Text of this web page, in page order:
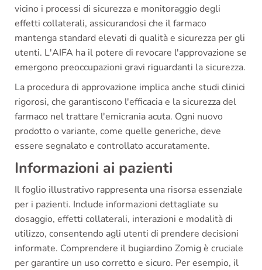
vicino i processi di sicurezza e monitoraggio degli
effetti collaterali, assicurandosi che il farmaco
mantenga standard elevati di qualità e sicurezza per gli
utenti. L'AIFA ha il potere di revocare l'approvazione se
emergono preoccupazioni gravi riguardanti la sicurezza.
La procedura di approvazione implica anche studi clinici
rigorosi, che garantiscono l'efficacia e la sicurezza del
farmaco nel trattare l'emicrania acuta. Ogni nuovo
prodotto o variante, come quelle generiche, deve
essere segnalato e controllato accuratamente.
Informazioni ai pazienti
Il foglio illustrativo rappresenta una risorsa essenziale
per i pazienti. Include informazioni dettagliate su
dosaggio, effetti collaterali, interazioni e modalità di
utilizzo, consentendo agli utenti di prendere decisioni
informate. Comprendere il bugiardino Zomig è cruciale
per garantire un uso corretto e sicuro. Per esempio, il